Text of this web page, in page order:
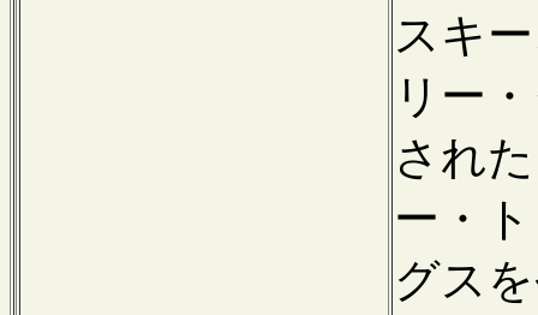
スキ
リー
され
ー・
グス